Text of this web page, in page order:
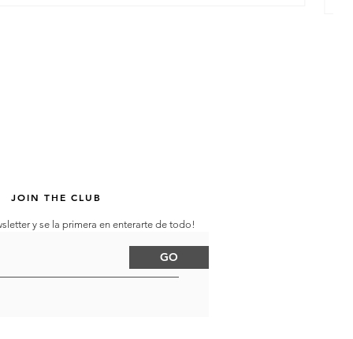
JOIN THE CLUB
y se la primera en enterarte de todo!
GO